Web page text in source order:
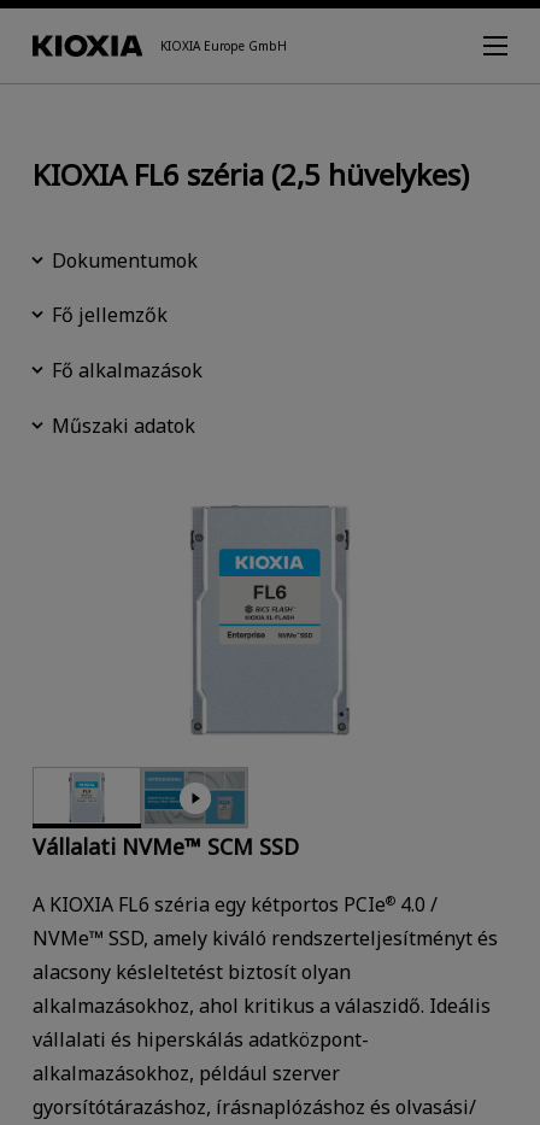
KIOXIA Europe GmbH
KIOXIA FL6 széria (2,5 hüvelykes)
Dokumentumok
Fő jellemzők
Fő alkalmazások
Műszaki adatok
Vállalati NVMe™ SCM SSD
A KIOXIA FL6 széria egy kétportos PCIe®4.0 /
NVMe™ SSD, amely kiváló rendszerteljesítményt és
alacsony késleltetést biztosít olyan
alkalmazásokhoz, ahol kritikus a válaszidő. Ideális
vállalati és hiperskálás adatközpont-
alkalmazásokhoz, például szerver
gyorsítótárazáshoz, írásnaplózáshoz és olvasási/